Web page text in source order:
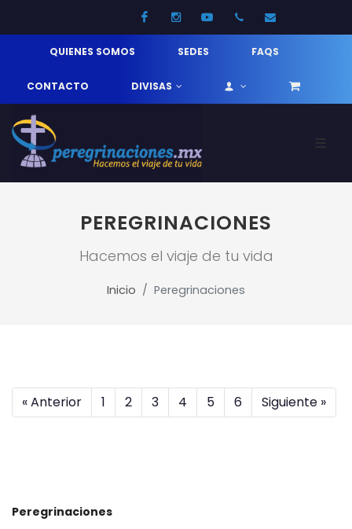
FacebookInstagramYoutube52 33 31210744
QUIENES SOMOS SEDES FAQS
CONTACTO DIVISAS
PEREGRINACIONES
Hacemos el viaje de tu vida
Inicio Peregrinaciones
« Anterior 1 2 3 4 5 6 Siguiente »
Peregrinaciones